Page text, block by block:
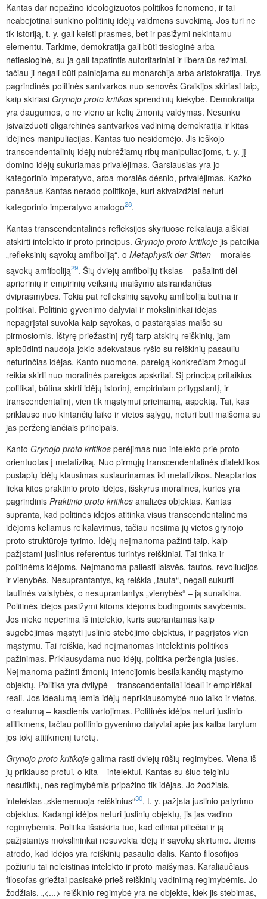
Kantas dar nepažino ideologizuotos politikos fenomeno, ir tai
neabejotinai sunkino politinių idėjų vaidmens suvokimą. Jos turi ne
tik istoriją, t. y. gali keisti prasmes, bet ir pasižymi nekintamu
elementu. Tarkime, demokratija gali būti tiesioginė arba
netiesioginė, su ja gali tapatintis autoritariniai ir liberalūs režimai,
tačiau ji negali būti painiojama su monarchija arba aristokratija. Trys
pagrindinės politinės santvarkos nuo senovės Graikijos skiriasi taip,
kaip skiriasi Grynojo proto kritikos sprendinių kiekybė. Demokratija
yra daugumos, o ne vieno ar kelių žmonių valdymas. Nesunku
įsivaizduoti oligarchinės santvarkos vadinimą demokratija ir kitas
idėjines manipuliacijas. Kantas tuo nesidomėjo. Jis ieškojo
transcendentalinių idėjų nubrėžiamų ribų manipuliacijoms, t. y. jį
domino idėjų sukuriamas privalėjimas. Garsiausias yra jo
kategorinio imperatyvo, arba moralės dėsnio, privalėjimas. Kažko
panašaus Kantas nerado politikoje, kuri akivaizdžiai neturi
kategorinio imperatyvo analogo28.
Kantas transcendentalinės refleksijos skyriuose reikalauja aiškiai
atskirti intelekto ir proto principus. Grynojo proto kritikoje jis pateikia
„refleksinių sąvokų amfiboliją“, o Metaphysik der Sitten – moralės
sąvokų amfiboliją29. Šių dviejų amfibolijų tikslas – pašalinti dėl
apriorinių ir empirinių veiksnių maišymo atsirandančias
dviprasmybes. Tokia pat refleksinių sąvokų amfibolija būtina ir
politikai. Politinio gyvenimo dalyviai ir mokslininkai idėjas
nepagrįstai suvokia kaip sąvokas, o pastarąsias maišo su
pirmosiomis. Ištyrę priežastinį ryšį tarp atskirų reiškinių, jam
apibūdinti naudoja jokio adekvataus ryšio su reiškinių pasauliu
neturinčias idėjas. Kanto nuomone, pareigą konkrečiam žmogui
reikia skirti nuo moralinės pareigos apskritai. Šį principą pritaikius
politikai, būtina skirti idėjų istorinį, empiriniam prilygstantį, ir
transcendentalinį, vien tik mąstymui prieinamą, aspektą. Tai, kas
priklauso nuo kintančių laiko ir vietos sąlygų, neturi būti maišoma su
jas peržengiančiais principais.
Kanto Grynojo proto kritikos perėjimas nuo intelekto prie proto
orientuotas į metafiziką. Nuo pirmųjų transcendentalinės dialektikos
puslapių idėjų klausimas susiaurinamas iki metafizikos. Neaptartos
lieka kitos praktinio proto idėjos, išskyrus moralines, kurios yra
pagrindinis Praktinio proto kritikos analizės objektas. Kantas
supranta, kad politinės idėjos atitinka visus transcendentalinėms
idėjoms keliamus reikalavimus, tačiau nesiima jų vietos grynojo
proto struktūroje tyrimo. Idėjų neįmanoma pažinti taip, kaip
pažįstami juslinius referentus turintys reiškiniai. Tai tinka ir
politinėms idėjoms. Neįmanoma paliesti laisvės, tautos, revoliucijos
ir vienybės. Nesuprantantys, ką reiškia „tauta“, negali sukurti
tautinės valstybės, o nesuprantantys „vienybės“ – ją sunaikina.
Politinės idėjos pasižymi kitoms idėjoms būdingomis savybėmis.
Jos nieko neperima iš intelekto, kuris suprantamas kaip
sugebėjimas mąstyti juslinio stebėjimo objektus, ir pagrįstos vien
mąstymu. Tai reiškia, kad neįmanomas intelektinis politikos
pažinimas. Priklausydama nuo idėjų, politika peržengia jusles.
Neįmanoma pažinti žmonių intencijomis besilaikančių mąstymo
objektų. Politika yra dvilypė – transcendentaliai ideali ir empiriškai
reali. Jos idealumą lemia idėjų nepriklausomybė nuo laiko ir vietos,
o realumą – kasdienis vartojimas. Politinės idėjos neturi juslinio
atitik­mens, tačiau politinio gyvenimo dalyviai apie jas kalba tarytum
jos tokį atitikmenį turėtų.
Grynojo proto kritikoje galima rasti dviejų rūšių regimybes. Viena iš
jų priklauso protui, o kita – intelektui. Kantas su šiuo teiginiu
nesutiktų, nes regimybėmis pripažino tik idėjas. Jo žodžiais,
intelektas „skiemenuoja reiškinius“30, t. y. pažįsta juslinio patyrimo
objektus. Kadangi idėjos neturi juslinių objektų, jis jas vadino
regimybėmis. Politika išsiskiria tuo, kad eiliniai piliečiai ir ją
pažįstantys mokslininkai nesuvokia idėjų ir sąvokų skirtumo. Jiems
atrodo, kad idėjos yra reiškinių pasaulio dalis. Kanto filosofijos
požiūriu tai neleistinas intelekto ir proto maišymas. Karaliaučiaus
filosofas griežtai pasisakė prieš reiškinių vadinimą regimybėmis. Jo
žodžiais, „<...> reiškinio regimybė yra ne objekte, kiek jis stebimas,